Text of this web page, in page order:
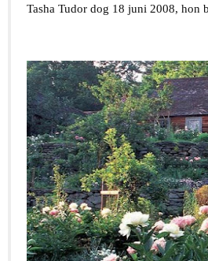
Tasha Tudor dog 18 juni 2008, hon